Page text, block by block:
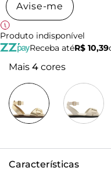
Avise-me
Produto indisponível
Receba atéR$ 10,39
Mais 4 cores
Características